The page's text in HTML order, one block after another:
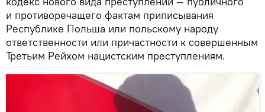
и противоречащего фактам приписывания
Республике Польша или польскому народу
ответственности или причастности к совершенным
Третьим Рейхом нацистским преступлениям.